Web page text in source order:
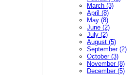
March (3)
April (8)
May (8)
June (2)
July (2)
August (5)
September (2)
October (3)
November (8)
December (5)